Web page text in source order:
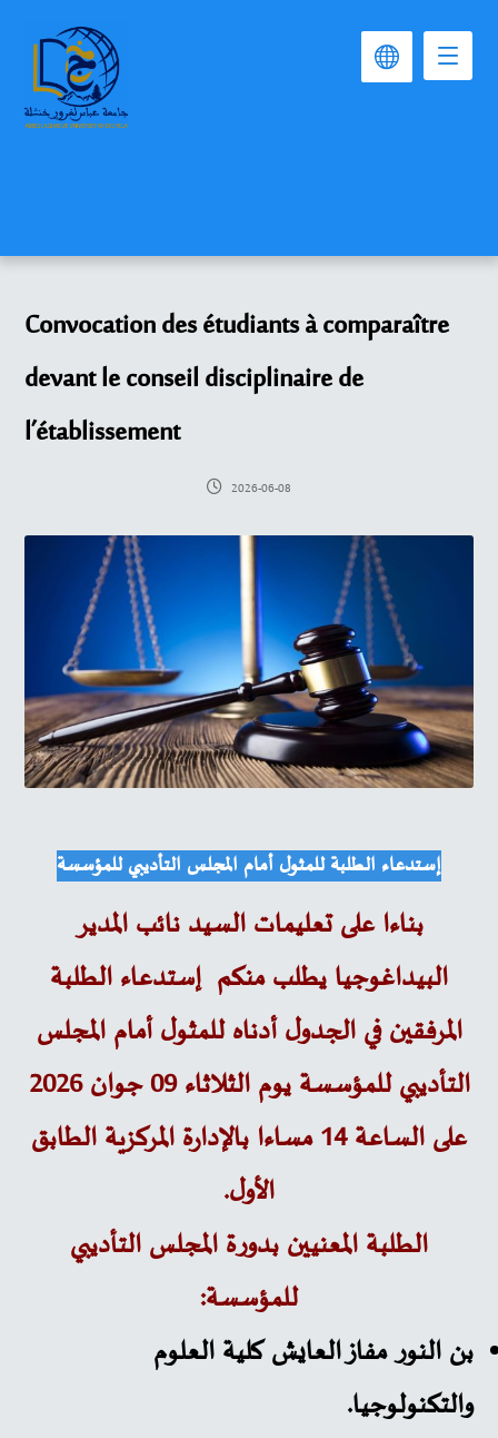
Convocation des étudiants à comparaître
devant le conseil disciplinaire de
l’établissement
2026-06-08
إستدعاء الطلبة للمثول أمام المجلس التأديبي للمؤسسة
بناءا على تعليمات السيد نائب المدير
البيداغوجيا يطلب منكم إستدعاء الطلبة
المرفقين في الجدول أدناه للمثول أمام المجلس
التأديبي للمؤسسة يوم الثلاثاء 09 جوان 2026
على الساعة 14 مساءا بالإدارة المركزية الطابق
الأول.
الطلبة المعنيين بدورة المجلس التأديبي
للمؤسسة:
بن النور مفاز العايش كلية العلوم
والتكنولوجيا.